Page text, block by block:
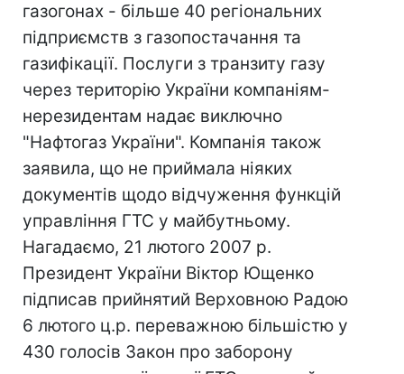
газогонах - більше 40 регіональних
підприємств з газопостачання та
газифікації. Послуги з транзиту газу
через територію України компаніям-
нерезидентам надає виключно
"Нафтогаз України". Компанія також
заявила, що не приймала ніяких
документів щодо відчуження функцій
управління ГТС у майбутньому.
Нагадаємо, 21 лютого 2007 р.
Президент України Віктор Ющенко
підписав прийнятий Верховною Радою
6 лютого ц.р. переважною більшістю у
430 голосів Закон про заборону